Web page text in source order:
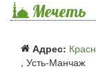
Мечеть
Адрес:
, Усть-Манчаж